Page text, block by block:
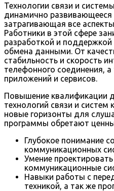
Технологии связи и
динамично развивающееся
затрагивающая все
Работники в этой сфере
разработкой и
обмена данными. От
стабильность и скорость
телефонного соединения,
приложений и сервисов.
Повышение квалификации
технологий связи и
новые горизонты для
программы обретают
Глубокое понимание
коммуникационных
Умение
коммуникационные
Навыки работы с
техникой, а так же